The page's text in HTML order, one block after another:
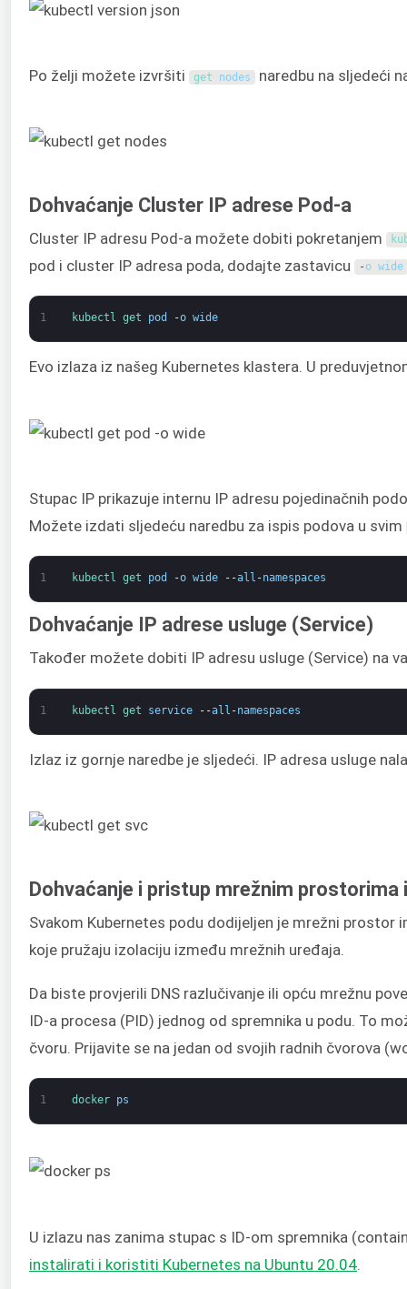
Po želji možete izvršiti get nodes naredbu na sljedeći
Dohvaćanje Cluster IP adrese Pod-a
Cluster IP adresu Pod-a možete dobiti pokretanjem
pod i cluster IP adresa poda, dodajte zastavicu - o wide
1 kubectl get pod -o wide
Evo izlaza iz našeg Kubernetes klastera. U
Stupac IP prikazuje internu IP adresu pojedinačnih
Možete izdati sljedeću naredbu za ispis podova u svim
1 kubectl get pod -o wide --all -namespaces
Dohvaćanje IP adrese usluge (Service)
Također možete dobiti IP adresu usluge (Service) na
1 kubectl get service --all -namespaces
Izlaz iz gornje naredbe je sljedeći. IP adresa usluge
Dohvaćanje i pristup mrežnim
Svakom Kubernetes podu dodijeljen je mrežni prostor
koje pružaju izolaciju između mrežnih uređaja.
Da biste provjerili DNS razlučivanje ili opću mrežnu
ID-a procesa (PID) jednog od spremnika u podu. To
čvoru. Prijavite se na jedan od svojih radnih čvorova
1 docker ps
U izlazu nas zanima stupac s ID-om spremnika
instalirati i koristiti Kubernetes na Ubuntu 20.04